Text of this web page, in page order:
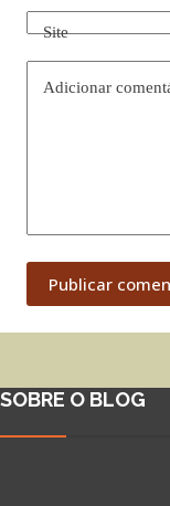
Site
Adicionar
Publicar
SOBRE O BLOG